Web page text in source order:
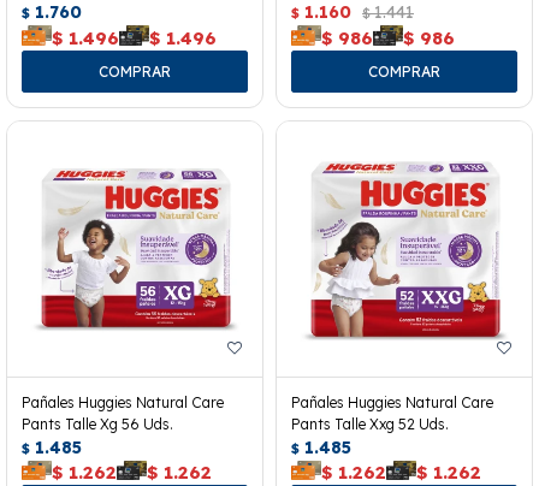
$ 1.760
$ 1.496 $ 1.496
$ 1.160 $ 1.441
$ 986 $ 986
Pañales Huggies Natural Care
Pants Talle Xg 56 Uds.
$ 1.485
$ 1.262 $ 1.262
Pañales Huggies Natural Care
Pants Talle Xxg 52 Uds.
$ 1.485
$ 1.262 $ 1.262